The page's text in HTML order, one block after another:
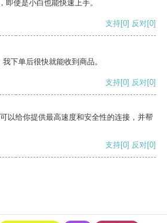
即使是小白也能快速上手。
支持[0] 反对[0]
下单后很快就能收到商品。
支持[0] 反对[0]
以给你提供最高速度和安全性的连接，并帮
支持[0] 反对[0]